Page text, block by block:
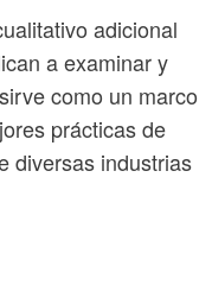
adicional
a examinar y
como un marco
prácticas de
diversas industrias